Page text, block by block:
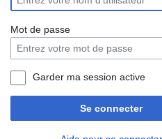
Mot de passe
Garder ma session active
Se connecter